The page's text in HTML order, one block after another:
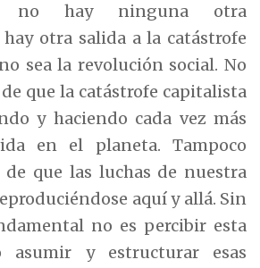
no hay ninguna otra
otra salida a la catástrofe
sea la revolución social. No
que la catástrofe capitalista
y haciendo cada vez más
en el planeta. Tampoco
de que las luchas de nuestra
aquí y allá. Sin
no es percibir esta
asumir y estructurar esas